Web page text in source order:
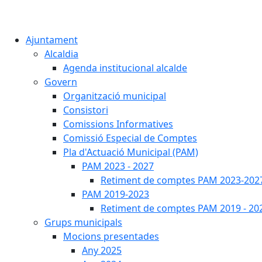
Ajuntament
Alcaldia
Agenda institucional alcalde
Govern
Organització municipal
Consistori
Comissions Informatives
Comissió Especial de Comptes
Pla d'Actuació Municipal (PAM)
PAM 2023 - 2027
Retiment de comptes PAM 2023-
PAM 2019-2023
Retiment de comptes PAM 2019 -
Grups municipals
Mocions presentades
Any 2025